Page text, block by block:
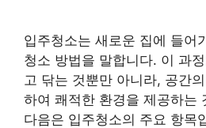
입주청소는 새로운 집에 들어
청소 방법을 말합니다. 이 과
고 닦는 것뿐만 아니라, 공간
하여 쾌적한 환경을 제공하는
다음은 입주청소의 주요 항목